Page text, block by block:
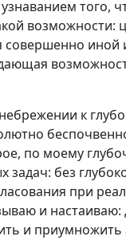
того,
иной
к
по моему
без
при
и настаиваю:
и приумножить